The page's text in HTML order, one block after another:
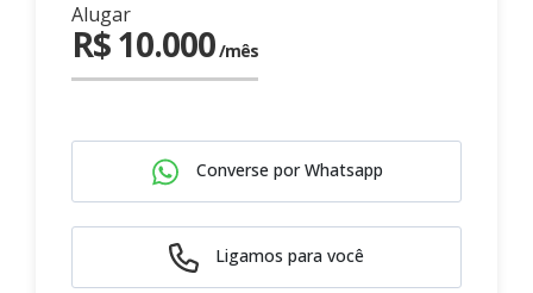
Alugar
R$ 10.000/mês
Converse por Whatsapp
Ligamos para você